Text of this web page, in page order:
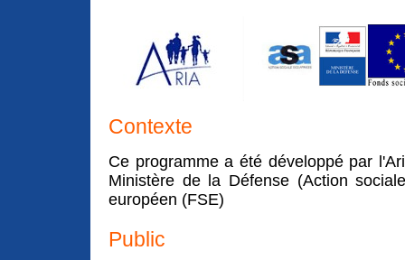
Contexte
Ce programme a été développé par
Ministère de la Défense (Action
européen (FSE)
Public